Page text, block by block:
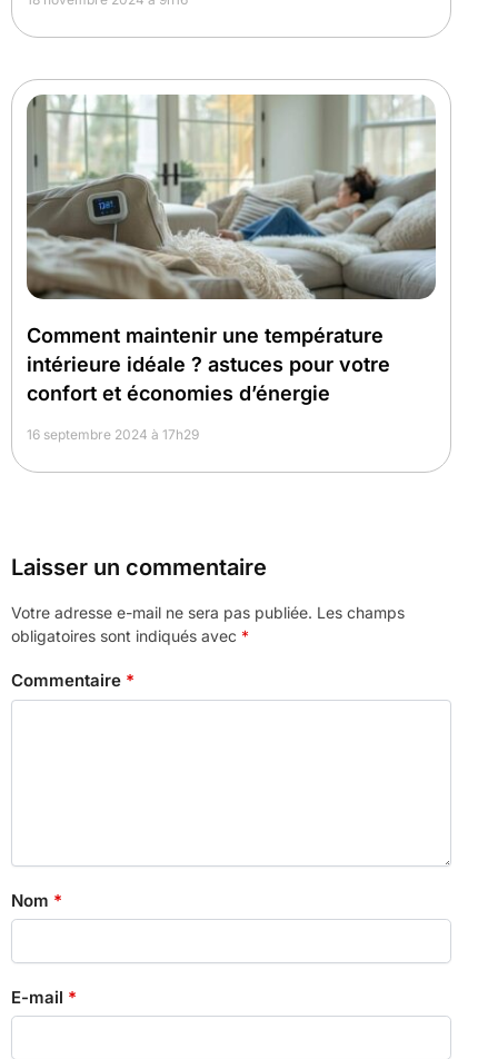
Comment maintenir une température
intérieure idéale ? astuces pour votre
confort et économies d’énergie
16 septembre 2024 à 17h29
Laisser un commentaire
Votre adresse e-mail ne sera pas publiée. Les champs
obligatoires sont indiqués avec *
Commentaire *
Nom *
E-mail *